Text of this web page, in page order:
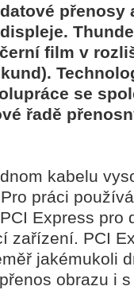
datové přenosy
displeje.
film v
se
řadě
kabelu
práci
Express pro
zařízení. PCI
jakémukoli
obrazu i